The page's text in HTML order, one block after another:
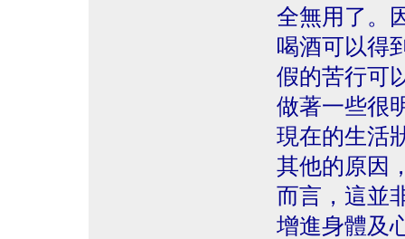
全無用了。
喝酒可以得
假的苦行可
做著一些很
現在的生活
其他的原因
而言，這並
增進身體及